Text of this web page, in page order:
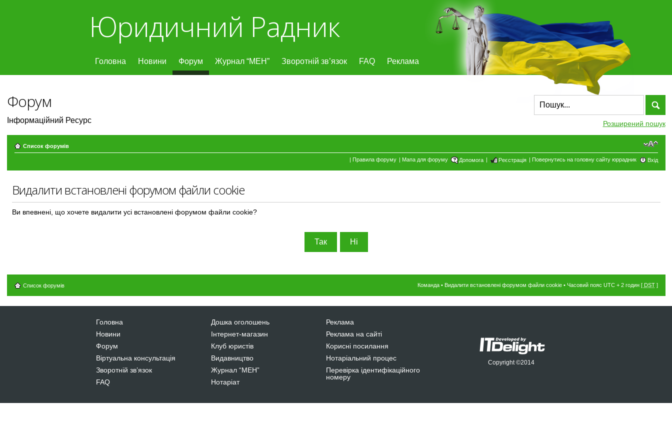
Юридичний Радник
Головна Новини Форум Журнал “МЕН” Зворотній зв’язок FAQ Реклама
Форум
Інформаційний Ресурс Розширений пошук
Список форумів
| Правила форуму | Мапа для форуму Допомога | Реєстрація | Повернутись на головну сайту юррадник Вхід
Видалити встановлені форумом файли cookie
Ви впевнені, що хочете видалити усі встановлені форумом файли cookie?
Список форумів Команда• Видалити встановлені форумом файли cookie• Часовий пояс UTC + 2 годин [ DST]
Головна
Новини
Форум
Віртуальна консультація
Зворотній зв’язок
FAQ
Дошка оголошень
Інтернет-магазин
Клуб юристів
Видавництво
Журнал “МЕН”
Нотаріат
Реклама
Реклама на сайті
Корисні посилання
Нотаріальний процес
Перевірка ідентифікаційного
номеру
Copyright ©2014